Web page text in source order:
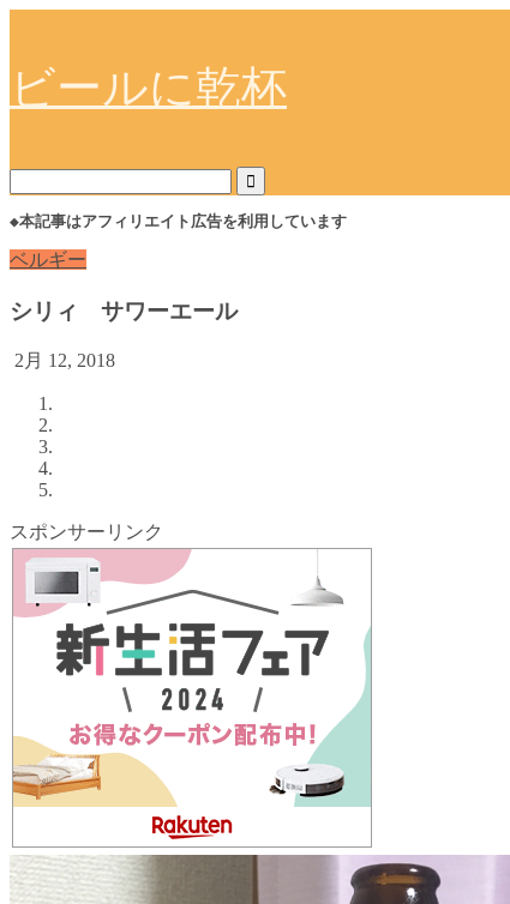
ビールに乾杯
◆本記事はアフィリエイト広告を利用しています
ベルギー
シリィ サワーエール
2月 12, 2018
スポンサーリンク